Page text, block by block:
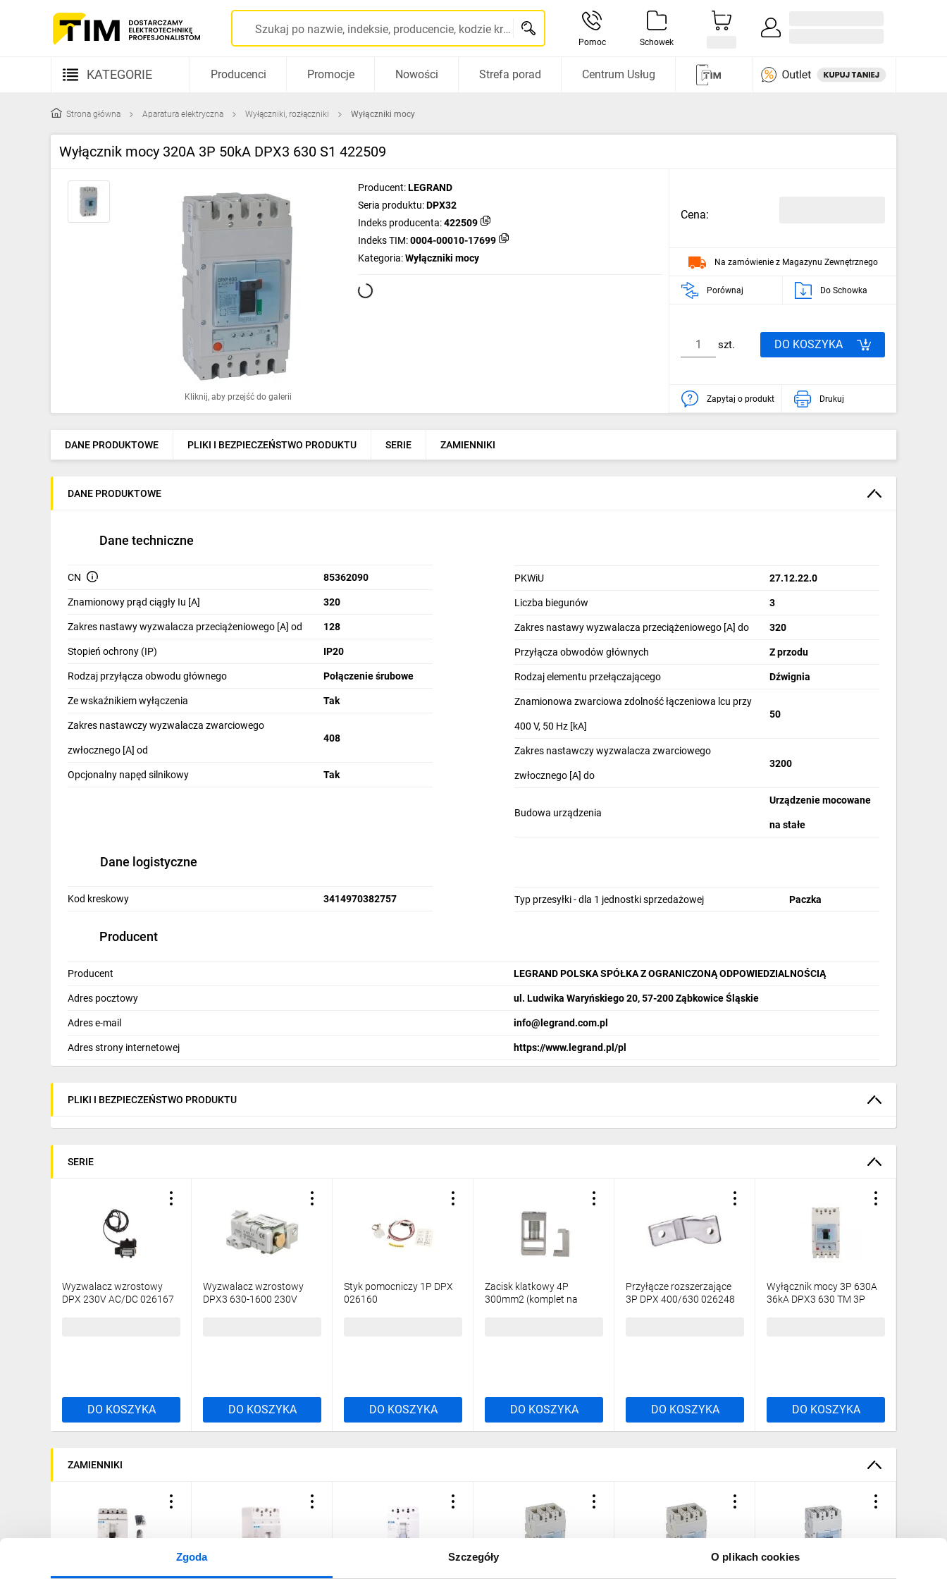
Zgoda Szczegóły O plikach cookies
Szukaj po nazwie, indeksie, producencie, kodzie kreskowym...
Pomoc Schowek
KATEGORIE
Kable i przewody
Rozdzielnice i obudowy
Elementy prowadzenia kabli
Fotowoltaika
Ogrzewanie
Elektronarzędzia i mierniki
Dom i ogród
Odzież ochronna i BHP
Inne
Budowa i Remont
Elektronika
Smart home
Telewizja naziemna i satelitarna
Wentylacja i rekuperacja
Producenci Promocje Nowości Strefa porad Centrum Usług
Strona główna Aparatura elektryczna Wyłączniki, rozłączniki Wyłączniki mocy
Wyłącznik mocy 320A 3P 50kA DPX3 630 S1 422509
Kliknij, aby przejść do galerii
Producent:LEGRAND
Seria produktu:DPX32
Indeks producenta:422509
Indeks TIM:0004-00010-17699
Kategoria:Wyłączniki mocy
Cena:
Na zamówienie z Magazynu Zewnętrznego
Porównaj Do Schowka
szt. DO KOSZYKA
Zapytaj o produkt Drukuj
DANE PRODUKTOWE PLIKI I BEZPIECZEŃSTWO PRODUKTU SERIE ZAMIENNIKI
DANE PRODUKTOWE
Dane techniczne
CN 85362090
Znamionowy prąd ciągły Iu [A] 320
Zakres nastawy wyzwalacza przeciążeniowego [A] od 128
Stopień ochrony (IP) IP20
Rodzaj przyłącza obwodu głównego Połączenie śrubowe
Ze wskaźnikiem wyłączenia Tak
Zakres nastawczy wyzwalacza zwarciowego
zwłocznego [A] od
408
Opcjonalny napęd silnikowy Tak
PKWiU 27.12.22.0
Liczba biegunów 3
Zakres nastawy wyzwalacza przeciążeniowego [A] do 320
Przyłącza obwodów głównych Z przodu
Rodzaj elementu przełączającego Dźwignia
Znamionowa zwarciowa zdolność łączeniowa lcu przy
400 V, 50 Hz [kA]
50
Zakres nastawczy wyzwalacza zwarciowego
zwłocznego [A] do
3200
Budowa urządzenia
Urządzenie mocowane
na stałe
Dane logistyczne
Kod kreskowy 3414970382757 Typ przesyłki - dla 1 jednostki sprzedażowej Paczka
Producent
Producent LEGRAND POLSKA SPÓŁKA Z OGRANICZONĄ ODPOWIEDZIALNOŚCIĄ
Adres pocztowy ul. Ludwika Waryńskiego 20, 57-200 Ząbkowice Śląskie
Adres e-mail info@legrand.com.pl
Adres strony internetowej https://www.legrand.pl/pl
PLIKI I BEZPIECZEŃSTWO PRODUKTU
SERIE
Wyzwalacz wzrostowy
DPX 230V AC/DC 026167
DO KOSZYKA
Wyzwalacz wzrostowy
DPX3 630-1600 230V
DO KOSZYKA
Styk pomocniczy 1P DPX
026160
DO KOSZYKA
Zacisk klatkowy 4P
300mm2 (komplet na
DO KOSZYKA
Przyłącze rozszerzające
3P DPX 400/630 026248
DO KOSZYKA
Wyłącznik mocy 3P 630A
36kA DPX3 630 TM 3P
DO KOSZYKA
ZAMIENNIKI